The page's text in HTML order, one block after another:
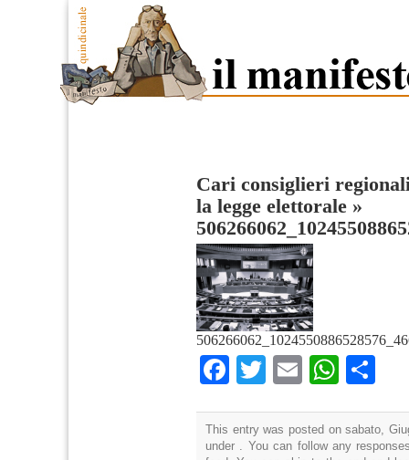
Cari consiglieri
la legge elettorale »
Facebook
TwitterEmail
This entry was posted on sabato,
under . You can follow any